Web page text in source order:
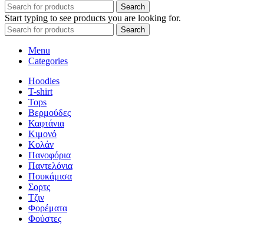
Search
Start typing to see products you are looking for.
Search
Menu
Categories
Hoodies
T-shirt
Tops
Βερμούδες
Καφτάνια
Κιμονό
Κολάν
Πανοφόρια
Παντελόνια
Πουκάμισα
Σορτς
Τζιν
Φορέματα
Φούστες